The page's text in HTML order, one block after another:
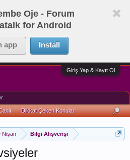
Oje - Forum
for Android
app Install
Giriş Yap & Kayıt Ol
Nişan Bilgi Alışverişi
Dikkat Çeken Konular